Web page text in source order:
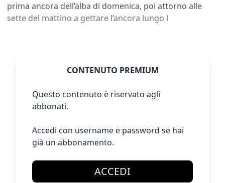
prima ancora dell’alba di domenica, poi attorno alle
sette del mattino a gettare l’ancora lungo l
CONTENUTO PREMIUM
Questo contenuto è riservato agli
abbonati.
Accedi con username e password se hai
già un abbonamento.
ACCEDI